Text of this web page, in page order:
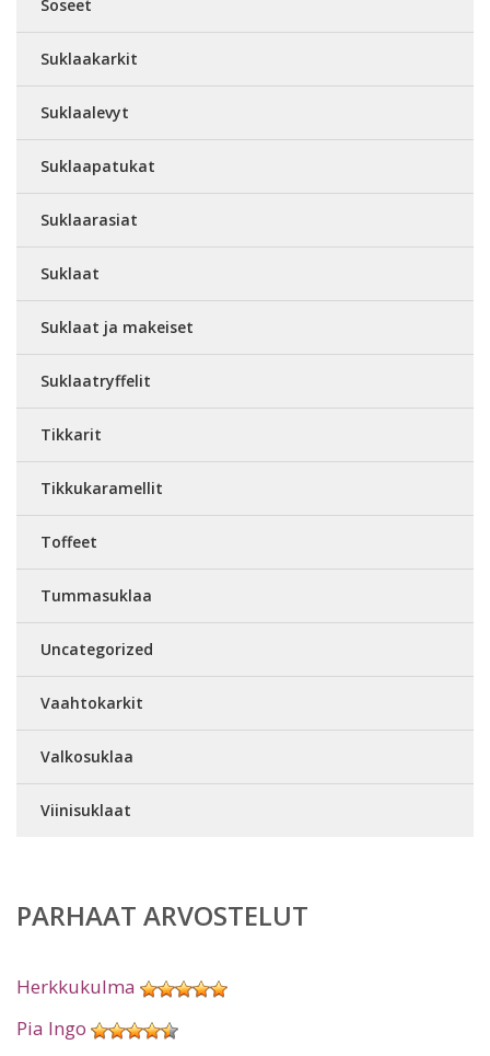
Soseet
Suklaakarkit
Suklaalevyt
Suklaapatukat
Suklaarasiat
Suklaat
Suklaat ja makeiset
Suklaatryffelit
Tikkarit
Tikkukaramellit
Toffeet
Tummasuklaa
Uncategorized
Vaahtokarkit
Valkosuklaa
Viinisuklaat
PARHAAT ARVOSTELUT
Herkkukulma
Pia Ingo